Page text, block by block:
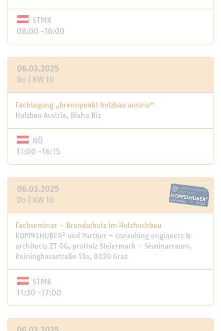
STMK
08:00 -16:00
06.03.2025
Do | KW 10
Fachtagung „brennpunkt holzbau austria“
Holzbau Austria, Blaha Biz
NÖ
11:00 -16:15
06.03.2025
Do | KW 10
Fachseminar – Brandschutz im Holzhochbau
KOPPELHUBER² und Partner – consulting engineers &
architects ZT OG, proHolz Steiermark – Seminarraum,
Reininghausstraße 13a, 8020 Graz
STMK
11:30 -17:00